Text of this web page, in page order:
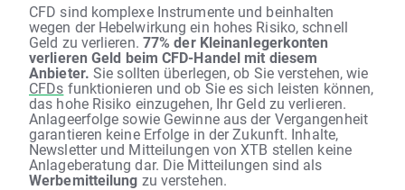
CFD sind komplexe Instrumente und beinhalten
wegen der Hebelwirkung ein hohes Risiko, schnell
Geld zu verlieren. 77% der Kleinanlegerkonten
verlieren Geld beim CFD-Handel mit diesem
Anbieter. Sie sollten überlegen, ob Sie verstehen, wie
CFDs funktionieren und ob Sie es sich leisten können,
das hohe Risiko einzugehen, Ihr Geld zu verlieren.
Anlageerfolge sowie Gewinne aus der Vergangenheit
garantieren keine Erfolge in der Zukunft. Inhalte,
Newsletter und Mitteilungen von XTB stellen keine
Anlageberatung dar. Die Mitteilungen sind als
Werbemitteilung zu verstehen.